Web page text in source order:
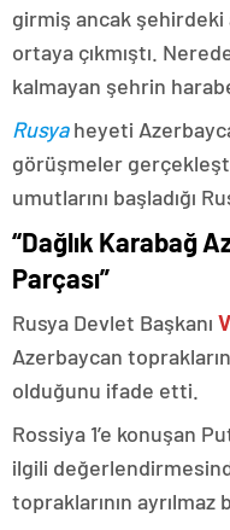
girmiş ancak şehirdeki
ortaya çıkmıştı.
kalmayan şehrin
Rusyaheyeti
görüşmeler
umutlarını başladığı
“Dağlık Karabağ
Parçası”
Rusya Devlet Başkanı
Azerbaycan
olduğunu ifade etti.
Rossiya 1’e konuşan
ilgili
topraklarının ayrılmaz